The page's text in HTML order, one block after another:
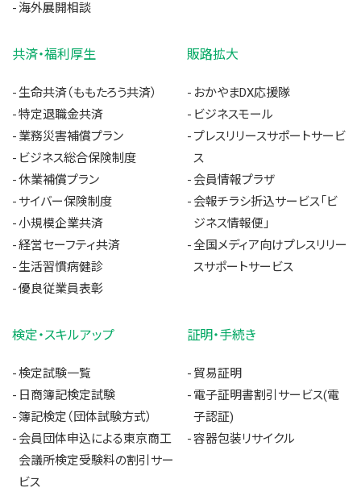
海外展開相談
共済・福利厚生
生命共済（ももたろう共済）
特定退職金共済
業務災害補償プラン
ビジネス総合保険制度
休業補償プラン
サイバー保険制度
小規模企業共済
経営セーフティ共済
生活習慣病健診
優良従業員表彰
販路拡大
おかやまDX応援隊
ビジネスモール
プレスリリースサポートサービ
ス
会員情報プラザ
会報チラシ折込サービス「ビ
ジネス情報便」
全国メディア向けプレスリリー
スサポートサービス
検定・スキルアップ
検定試験一覧
日商簿記検定試験
簿記検定（団体試験方式）
会員団体申込による東京商工
会議所検定受験料の割引サー
ビス
証明・手続き
貿易証明
電子証明書割引サービス(電
子認証)
容器包装リサイクル